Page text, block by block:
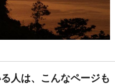
人は、こんなページも